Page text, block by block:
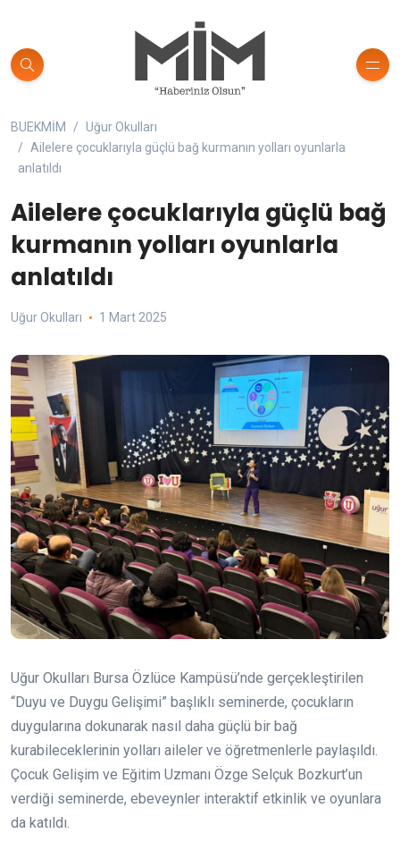
BUEKMİM
Uğur Okulları
Ailelere çocuklarıyla güçlü bağ kurmanın yolları oyunlarla
anlatıldı
Ailelere çocuklarıyla güçlü bağ
kurmanın yolları oyunlarla
anlatıldı
Uğur Okulları 1 Mart 2025
Uğur Okulları Bursa Özlüce Kampüsü’nde gerçekleştirilen
“Duyu ve Duygu Gelişimi” başlıklı seminerde, çocukların
duygularına dokunarak nasıl daha güçlü bir bağ
kurabileceklerinin yolları aileler ve öğretmenlerle paylaşıldı.
Çocuk Gelişim ve Eğitim Uzmanı Özge Selçuk Bozkurt’un
verdiği seminerde, ebeveynler interaktif etkinlik ve oyunlara
da katıldı.